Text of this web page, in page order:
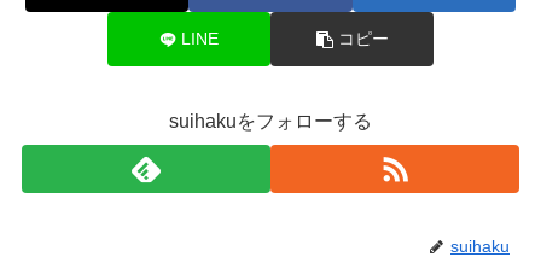
LINE コピー
suihakuをフォローする
suihaku